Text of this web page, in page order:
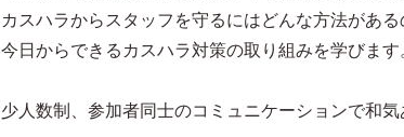
カスハラからスタッフを守るにはどんな方法がある
今日からできるカスハラ対策の取り組みを学びます
少人数制、参加者同士のコミュニケーションで和気